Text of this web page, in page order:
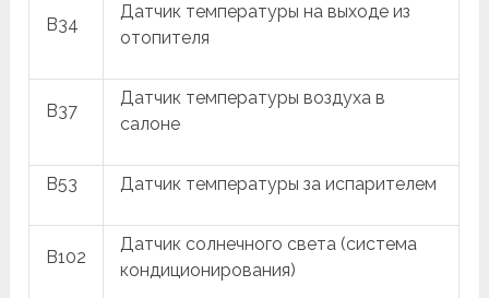
B34
Датчик температуры на выходе из
отопителя
B37
Датчик температуры воздуха в
салоне
B53 Датчик температуры за испарителем
B102
Датчик солнечного света (система
кондиционирования)